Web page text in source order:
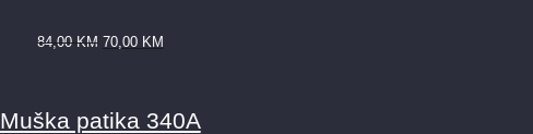
84,00 KM 70,00 KM
Muška patika 340A